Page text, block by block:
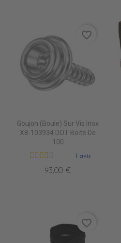
Goujon (Boule) Sur Vis Inox
X8-103934 DOT Boite De
100
1 avis
93,00 €
favorite_border
favorite_border